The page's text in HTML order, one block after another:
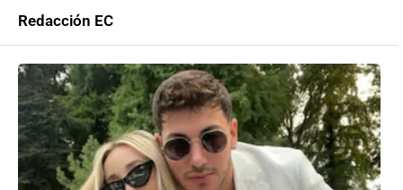
Redacción EC